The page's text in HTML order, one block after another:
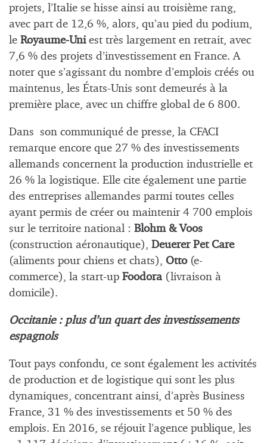
projets, l’Italie se hisse ainsi au troisième rang,
avec part de 12,6 %, alors, qu’au pied du podium,
le Royaume-Uniest très largement en retrait, avec
7,6 % des projets d’investissement en France. A
noter que s’agissant du nombre d’emplois créés ou
maintenus, les États-Unis sont demeurés à la
première place, avec un chiffre global de 6 800.
Dans son communiqué de presse, la CFACI
remarque encore que 27 % des investissements
allemands concernent la production industrielle et
26 % la logistique. Elle cite également une partie
des entreprises allemandes parmi toutes celles
ayant permis de créer ou maintenir 4 700 emplois
sur le territoire national : Blohm & Voos
(construction aéronautique), Deuerer Pet Care
(aliments pour chiens et chats), Otto(e-
commerce), la start-up Foodora (livraison à
domicile).
Occitanie : plus d’un quart des investissements
espagnols
Tout pays confondu, ce sont également les activités
de production et de logistique qui sont les plus
dynamiques, concentrant ainsi, d’après Business
France, 31 % des investissements et 50 % des
emplois. En 2016, se réjouit l’agence publique, les